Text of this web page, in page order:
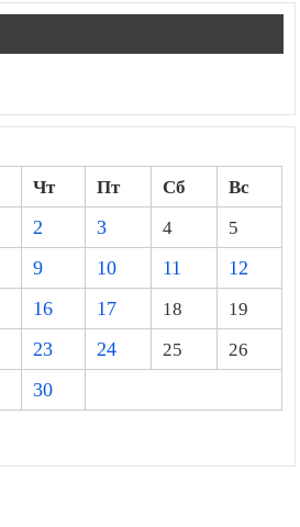
Чт Пт Сб
Вс
2 3 4
5
9 10 11
12
16 17 18
19
23 24 25
26
30